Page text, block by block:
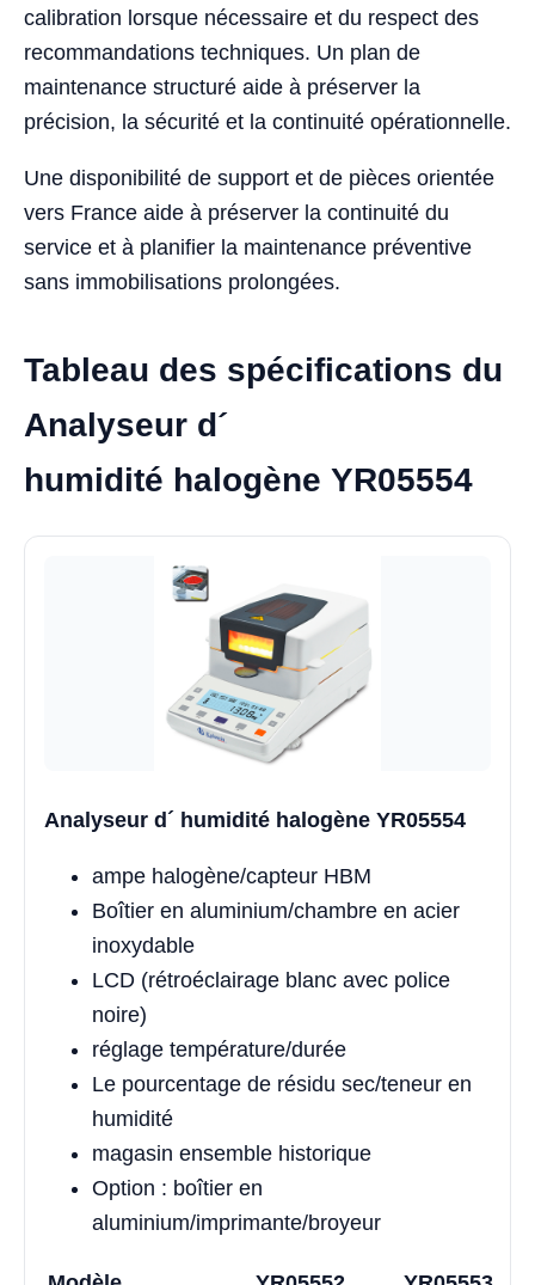
calibration lorsque nécessaire et du respect des
recommandations techniques. Un plan de
maintenance structuré aide à préserver la
précision, la sécurité et la continuité opérationnelle.
Une disponibilité de support et de pièces orientée
vers France aide à préserver la continuité du
service et à planifier la maintenance préventive
sans immobilisations prolongées.
Tableau des spécifications du
Analyseur d´
humidité halogène YR05554
Analyseur d´ humidité halogène YR05554
ampe halogène/capteur HBM
Boîtier en aluminium/chambre en acier
inoxydable
LCD (rétroéclairage blanc avec police
noire)
réglage température/durée
Le pourcentage de résidu sec/teneur en
humidité
magasin ensemble historique
Option : boîtier en
aluminium/imprimante/broyeur